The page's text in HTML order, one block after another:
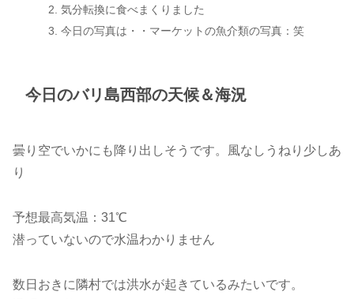
気分転換に食べまくりました
今日の写真は・・マーケットの魚介類の写真：笑
今日のバリ島西部の天候＆海況
曇り空でいかにも降り出しそうです。風なしうねり少しあ
り
予想最高気温：31℃
潜っていないので水温わかりません
数日おきに隣村では洪水が起きているみたいです。